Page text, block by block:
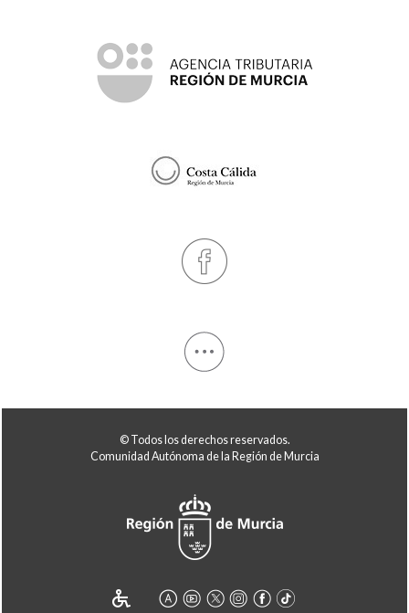
© Todos los derechos reservados.
Comunidad Autónoma de la Región de Murcia